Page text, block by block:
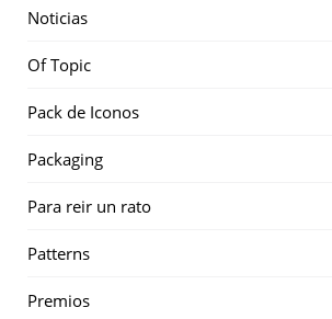
Noticias
Of Topic
Pack de Iconos
Packaging
Para reir un rato
Patterns
Premios